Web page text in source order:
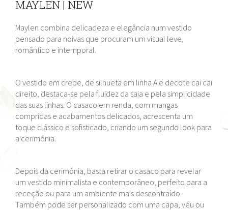
MAYLEN | NEW
Maylen combina delicadeza e elegância num vestido
pensado para noivas que procuram um visual leve,
romântico e intemporal.
O vestido em crepe, de silhueta em linha A e decote cai cai
direito, destaca-se pela fluidez da saia e pela simplicidade
das suas linhas. O casaco em renda, com mangas
compridas e acabamentos delicados, acrescenta um
toque clássico e sofisticado, criando um segundo look para
a cerimónia.
Depois da cerimónia, basta retirar o casaco para revelar
um vestido minimalista e contemporâneo, perfeito para a
receção ou para um ambiente mais descontraído.
Também pode ser personalizado com uma capa, véu ou